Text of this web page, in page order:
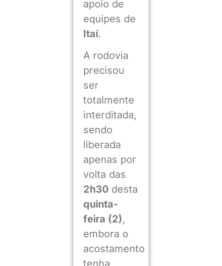
apoio de
equipes de
Itaí.
A rodovia
precisou
ser
totalmente
interditada,
sendo
liberada
apenas por
volta das
2h30desta
quinta-
feira (2),
embora o
acostamento